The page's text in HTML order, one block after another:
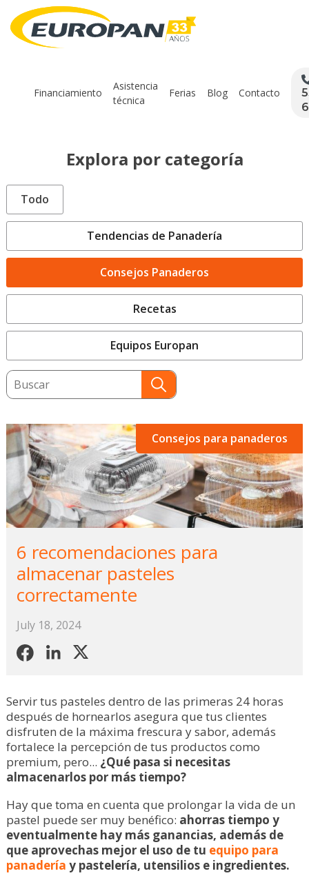
Financiamiento
Asistencia
técnica
Ferias Blog Contacto
Explora por categoría
Todo
Tendencias de Panadería
Consejos Panaderos
Recetas
Equipos Europan
This is a search field with an auto-suggest
Consejos para panaderos
6 recomendaciones para
almacenar pasteles
correctamente
July 18, 2024
Servir tus pasteles dentro de las primeras 24 horas
después de hornearlos asegura que tus clientes
disfruten de la máxima frescura y sabor, además
fortalece la percepción de tus productos como
premium, pero... ¿Qué pasa si necesitas
almacenarlos por más tiempo?
Hay que toma en cuenta que prolongar la vida de un
pastel puede ser muy benéfico: ahorras tiempo y
eventualmente hay más ganancias, además de
que aprovechas mejor el uso de tu equipo para
panadería y pastelería, utensilios e ingredientes.